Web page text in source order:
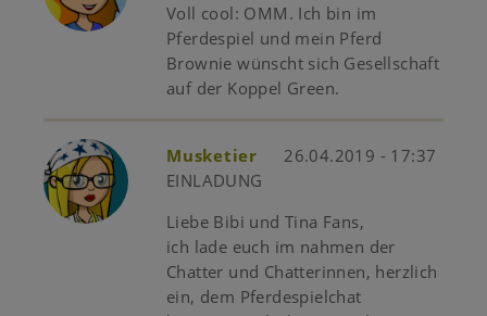
Voll cool: OMM. Ich bin im
Pferdespiel und mein Pferd
Brownie wünscht sich Gesellschaft
auf der Koppel Green.
Musketier
26.04.2019 - 17:37
EINLADUNG
Liebe Bibi und Tina Fans,
ich lade euch im nahmen der
Chatter und Chatterinnen, herzlich
ein, dem Pferdespielchat